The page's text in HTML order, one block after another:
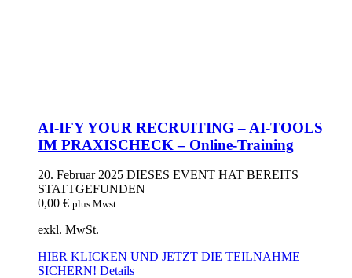
AI-IFY YOUR RECRUITING – AI-TOOLS
IM PRAXISCHECK – Online-Training
20. Februar 2025 DIESES EVENT HAT BEREITS
STATTGEFUNDEN
0,00 € plus Mwst.
exkl. MwSt.
HIER KLICKEN UND JETZT DIE TEILNAHME
SICHERN! Details